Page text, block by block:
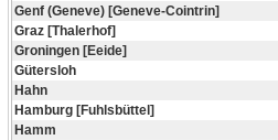
Genf (Geneve) [Geneve-Cointrin]
Graz [Thalerhof]
Groningen [Eeide]
Gütersloh
Hahn
Hamburg [Fuhlsbüttel]
Hamm